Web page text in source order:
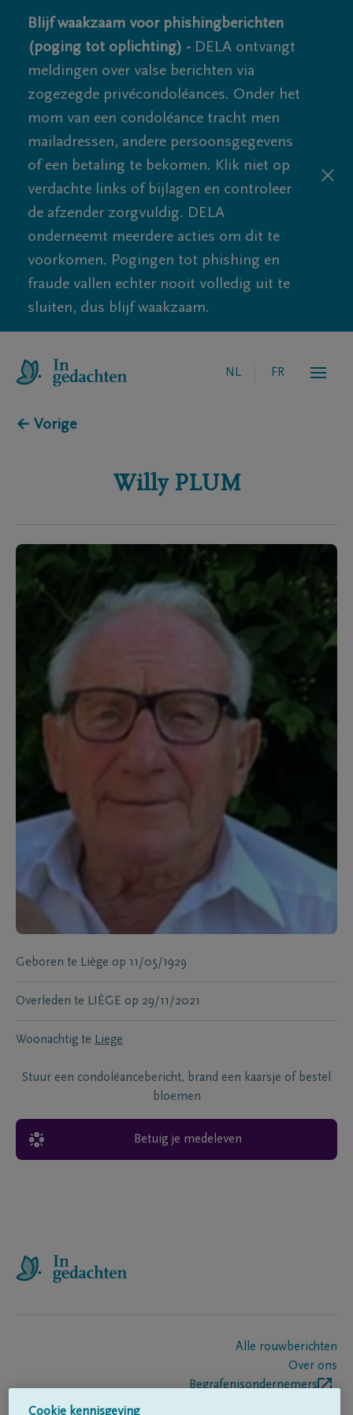
Blijf waakzaam voor phishingberichten
(poging tot oplichting) - DELA ontvangt
meldingen over valse berichten via
zogezegde privécondoléances. Onder het
mom van een condoléance tracht men
mailadressen, andere persoonsgegevens
of een betaling te bekomen. Klik niet op
verdachte links of bijlagen en controleer
de afzender zorgvuldig. DELA
onderneemt meerdere acties om dit te
voorkomen. Pogingen tot phishing en
fraude vallen echter nooit volledig uit te
sluiten, dus blijf waakzaam.
NL FR
← Vorige
Willy PLUM
Geboren te Liège op 11/05/1929
Overleden te LIÈGE op 29/11/2021
Woonachtig te Liege
Stuur een condoléancebericht, brand een kaarsje of bestel
bloemen
Betuig je medeleven
Alle rouwberichten
Over ons
Begrafenisondernemers
Cookie kennisgeving